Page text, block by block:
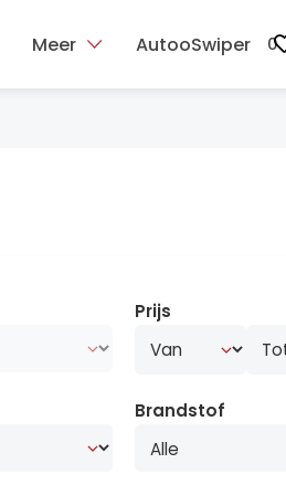
Meer AutooSwiper 0
Prijs
Brandstof